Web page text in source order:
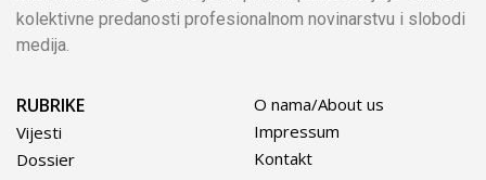
kolektivne predanosti profesionalnom novinarstvu i slobodi
medija.
RUBRIKE
Vijesti
Dossier
O nama/About us
Impressum
Kontakt